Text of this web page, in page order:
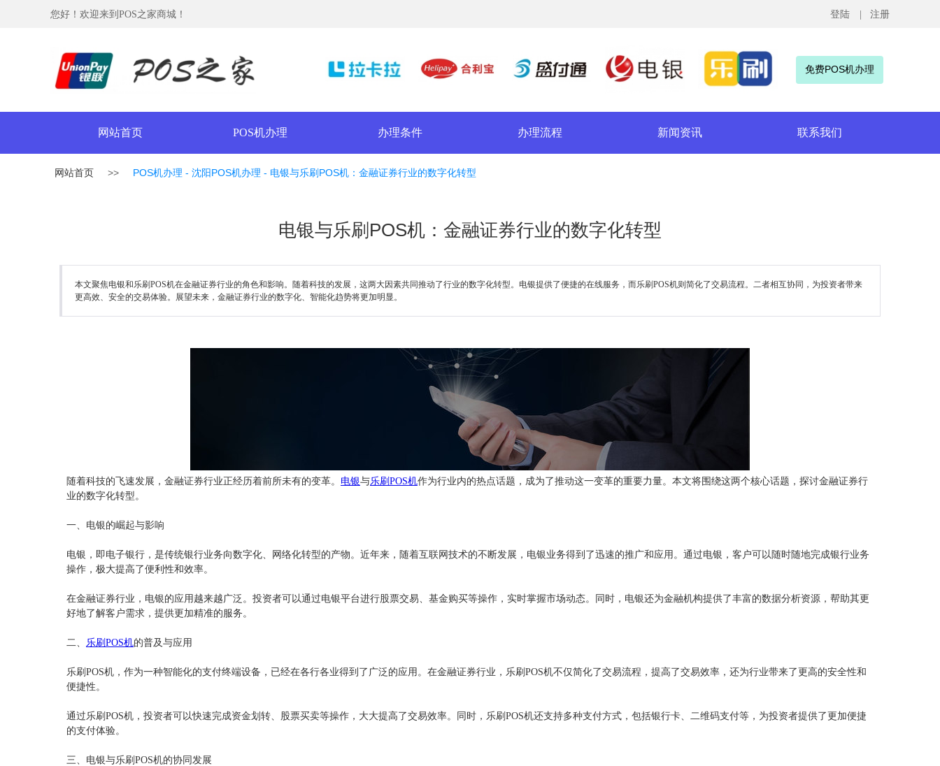
您好！欢迎来到POS之家商城！
网站首页 POS机办理 办理条件 办理流程 新闻资讯 联系我们
| 注册
登陆
免费POS机办理
电银与乐刷POS机：金融证券行业的数字化转型
本文聚焦电银和乐刷POS机在金融证券行业的角色和影响。随着科技的发展，这两大因素共同推动了行业的数字化转型。电银提供了便捷的在线服务，而乐刷POS机则简化了交易流程。二者相互协同，为投资者带来
更高效、安全的交易体验。展望未来，金融证券行业的数字化、智能化趋势将更加明显。
随着科技的飞速发展，金融证券行业正经历着前所未有的变革。 电银与乐刷 POS机作为行业内的热点话题，成为了推动这一变革的重要力量。本文将围绕这两个核心话题，探讨金融证券行
业的数字化转型。
一、电银的崛起与影响
电银，即电子银行，是传统银行业务向数字化、网络化转型的产物。近年来，随着互联网技术的不断发展，电银业务得到了迅速的推广和应用。通过电银，客户可以随时随地完成银行业务
操作，极大提高了便利性和效率。
在金融证券行业，电银的应用越来越广泛。投资者可以通过电银平台进行股票交易、基金购买等操作，实时掌握市场动态。同时，电银还为金融机构提供了丰富的数据分析资源，帮助其更
好地了解客户需求，提供更加精准的服务。
二、 乐刷POS机的普及与应用
乐刷POS机，作为一种智能化的支付终端设备，已经在各行各业得到了广泛的应用。在金融证券行业，乐刷POS机不仅简化了交易流程，提高了交易效率，还为行业带来了更高的安全性和
便捷性。
通过乐刷POS机，投资者可以快速完成资金划转、股票买卖等操作，大大提高了交易效率。同时，乐刷POS机还支持多种支付方式，包括银行卡、二维码支付等，为投资者提供了更加便捷
的支付体验。
三、电银与乐刷POS机的协同发展
网站首页 >> POS机办理 - 沈阳POS机办理 - 电银与乐刷POS机：金融证券行业的数字化转型